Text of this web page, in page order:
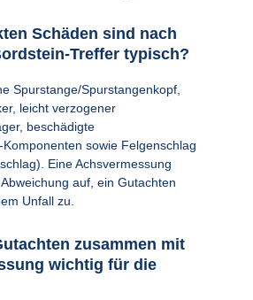
Schäden sind nach
Treffer typisch?
Spurstange/Spurstangenkopf,
leicht verzogener
beschädigte
sowie Felgenschlag
Eine Achsvermessung
auf, ein Gutachten
Unfall zu.
zusammen mit
wichtig für die